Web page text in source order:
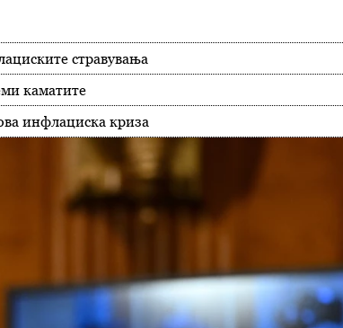
стравувања
каматите
инфлациска криза